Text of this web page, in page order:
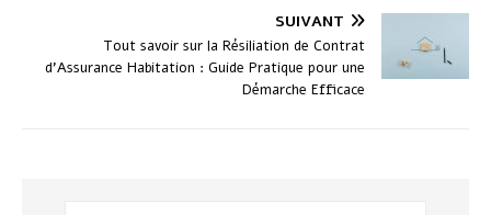
SUIVANT
Tout savoir sur la Résiliation de Contrat
d’Assurance Habitation : Guide Pratique pour une
Démarche Efficace